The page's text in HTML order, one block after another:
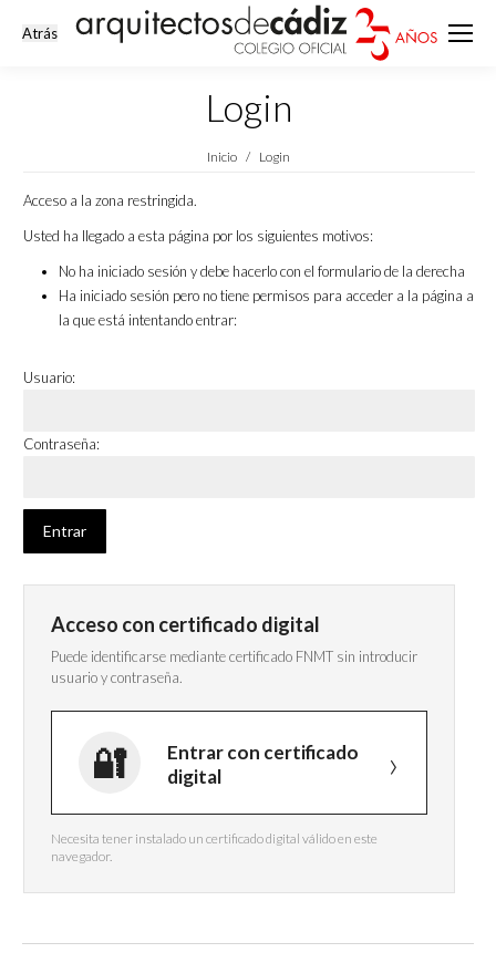
Login
Estás aquí:
Inicio Login
Acceso a la zona restringida.
Usted ha llegado a esta página por los siguientes motivos:
No ha iniciado sesión y debe hacerlo con el formulario de la derecha
Ha iniciado sesión pero no tiene permisos para acceder a la página a
la que está intentando entrar:
Usuario:
Contraseña:
Acceso con certificado digital
Puede identificarse mediante certificado FNMT sin introducir
usuario y contraseña.
Entrar con certificado
digital
Necesita tener instalado un certificado digital válido en este
navegador.